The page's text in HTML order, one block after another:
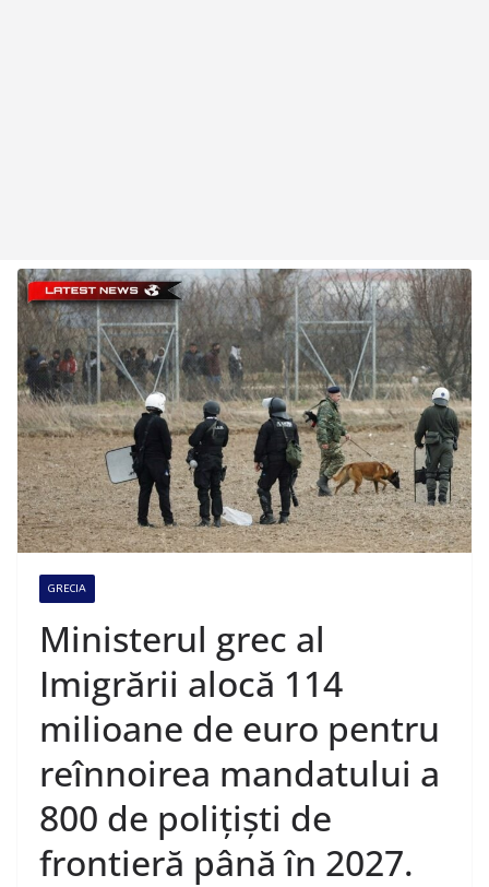
GRECIA
Ministerul grec al
Imigrării alocă 114
milioane de euro pentru
reînnoirea mandatului a
800 de polițiști de
frontieră până în 2027.